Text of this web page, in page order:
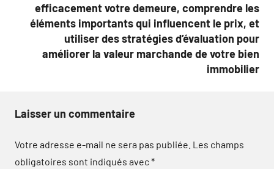
efficacement votre demeure, comprendre les
éléments importants qui influencent le prix, et
utiliser des stratégies d’évaluation pour
améliorer la valeur marchande de votre bien
immobilier
Laisser un commentaire
Votre adresse e-mail ne sera pas publiée. Les champs
obligatoires sont indiqués avec*